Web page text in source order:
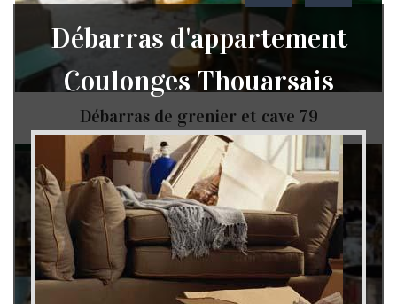
Débarras de grenier et cave 79
Débarras d'appartement
Coulonges Thouarsais